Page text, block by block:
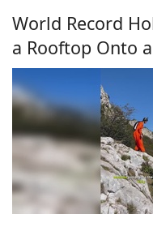
World Record
a Rooftop Onto